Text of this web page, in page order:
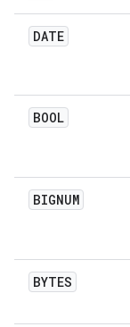
DATE
BOOL
BIGNUM
BYTES